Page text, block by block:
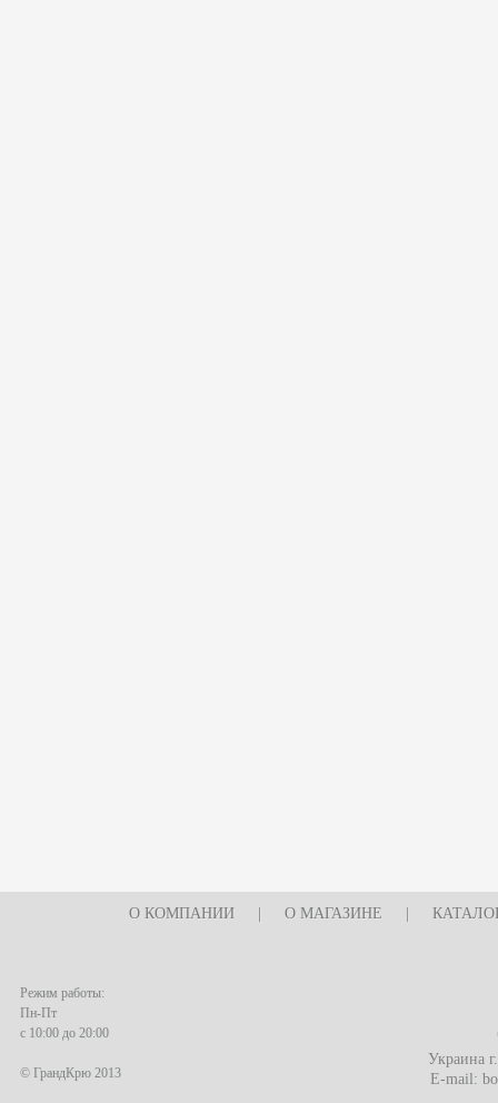
О КОМПАНИИ О МАГАЗИНЕ
Режим работы:
Пн-Пт
с 10:00 до 20:00
© ГрандКрю 2013
Украина
E-mail: